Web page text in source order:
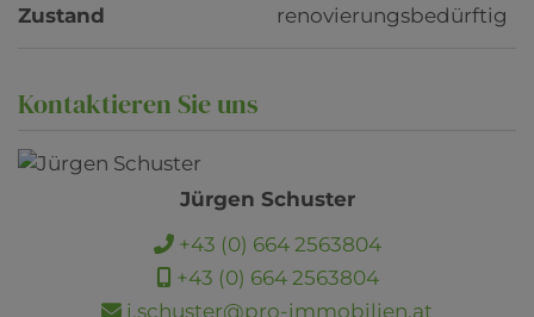
Zustand renovierungsbedürftig
Kontaktieren Sie uns
Jürgen Schuster
+43 (0) 664 2563804
+43 (0) 664 2563804
j.schuster@pro-immobilien.at